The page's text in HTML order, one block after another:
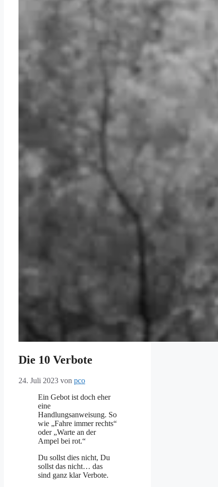
Die 10 Verbote
24. Juli 2023 von pco
Ein Gebot ist doch eher
eine
Handlungsanweisung. So
wie „Fahre immer rechts“
oder „Warte an der
Ampel bei rot.“
Du sollst dies nicht, Du
sollst das nicht… das
sind ganz klar Verbote.